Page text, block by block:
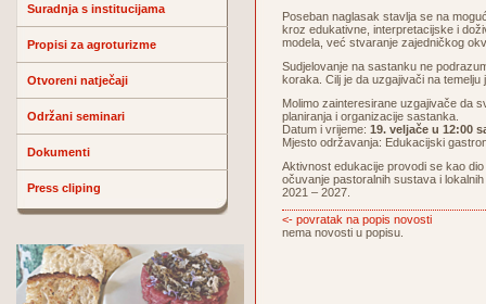
Suradnja s institucijama
Propisi za agroturizme
Otvoreni natječaji
Održani seminari
Dokumenti
Press cliping
Poseban naglasak stavlja se na
kroz edukativne, interpretacijske i
modela, već stvaranje zajedničkog
Sudjelovanje na sastanku ne
koraka. Cilj je da uzgajivači na
Molimo zainteresirane uzgajivače da
planiranja i organizacije sastanka.
Datum i vrijeme: 19. veljače u 12:00
Mjesto održavanja: Edukacijski
Aktivnost edukacije provodi se kao
očuvanje pastoralnih sustava i
2021 – 2027.
<- povratak na popis novosti
nema novosti u popisu.